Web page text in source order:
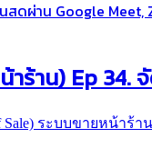
สดผ่าน Google Meet,
ร้าน) Ep 34.
Sale) ระบบขายหน้าร้าน